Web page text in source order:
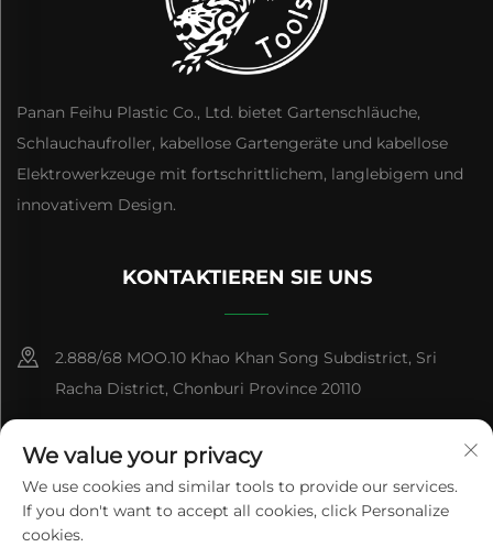
Panan Feihu Plastic Co., Ltd. bietet Gartenschläuche,
Schlauchaufroller, kabellose Gartengeräte und kabellose
Elektrowerkzeuge mit fortschrittlichem, langlebigem und
innovativem Design.
KONTAKTIEREN SIE UNS
2.888/68 MOO.10 Khao Khan Song Subdistrict, Sri
Racha District, Chonburi Province 20110
[email protected]
We value your privacy
We use cookies and similar tools to provide our services.
If you don't want to accept all cookies, click Personalize
cookies.